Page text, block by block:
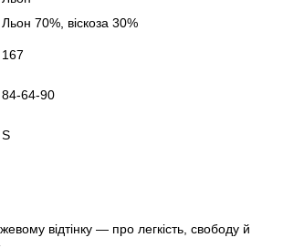
Льон 70%, віскоза 30%
167
84-64-90
S
відтінку — про легкість, свободу й